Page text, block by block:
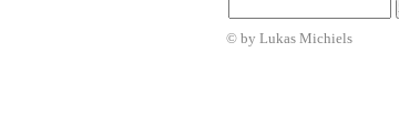
© by Lukas Michiels